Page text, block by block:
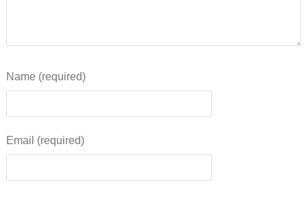
Name (required)
Email (required)